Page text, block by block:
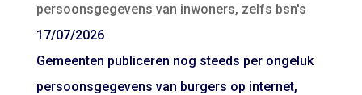
persoonsgegevens van inwoners, zelfs bsn's
17/07/2026
Gemeenten publiceren nog steeds per ongeluk
persoonsgegevens van burgers op internet,